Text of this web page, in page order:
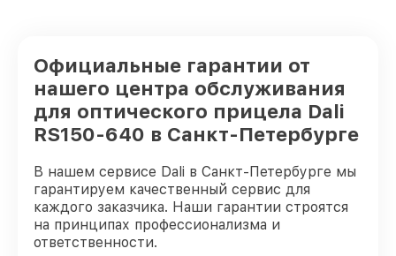
Официальные гарантии от
нашего центра обслуживания
для оптического прицела Dali
RS150-640 в Санкт-Петербурге
В нашем сервисе Dali в Санкт-Петербурге мы
гарантируем качественный сервис для
каждого заказчика. Наши гарантии строятся
на принципах профессионализма и
ответственности.